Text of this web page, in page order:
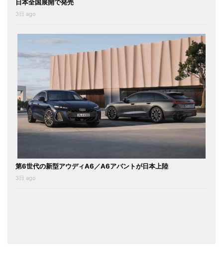
日本全国展開で発売
3日 ago
第6世代の新型アウディA6／A6アバントが日本上陸
3日 ago